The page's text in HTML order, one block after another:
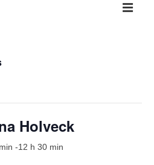
Holveck
-12 h 30 min